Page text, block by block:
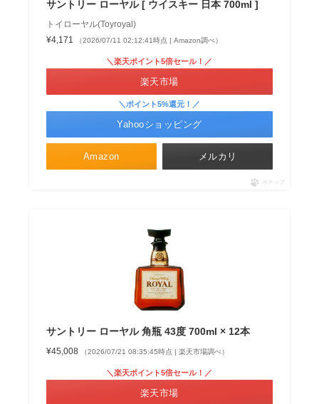
サントリー ローヤル [ ウイスキー 日本 700ml ]
トイローヤル(Toyroyal)
¥4,171
（2026/07/11 02:12:41時点 | Amazon調べ）
Amazon
＼楽天ポイント5倍セール！／
楽天市場
＼ポイント5%還元！／
Yahooショッピング
メルカリ
ポチップ
サントリー ローヤル 角瓶 43度 700ml × 12本
¥45,008 （2026/07/21 08:35:45時点 | 楽天市場調べ）
＼楽天ポイント5倍セール！／
楽天市場